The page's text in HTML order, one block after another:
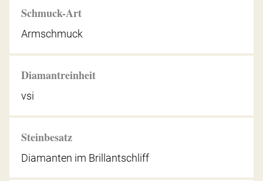
Schmuck-Art
Armschmuck
Diamantreinheit
vsi
Steinbesatz
Diamanten im Brillantschliff